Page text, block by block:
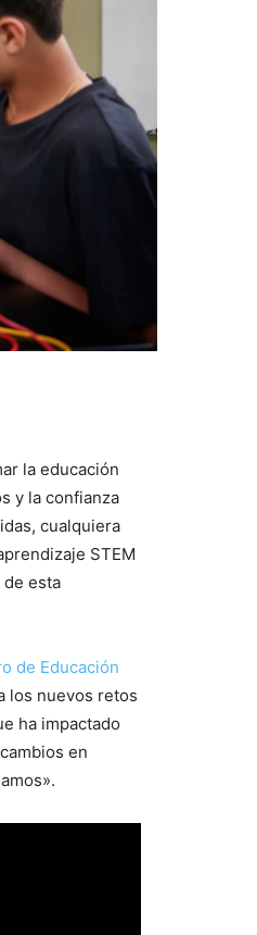
la educación
y la confianza
cualquiera
STEM
esta
de Educación
los nuevos retos
ha impactado
en